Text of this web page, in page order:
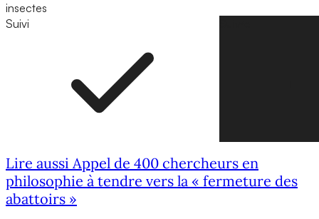
insectes
Suivi
Lire aussi Appel de 400 chercheurs en
philosophie à tendre vers la « fermeture des
abattoirs »